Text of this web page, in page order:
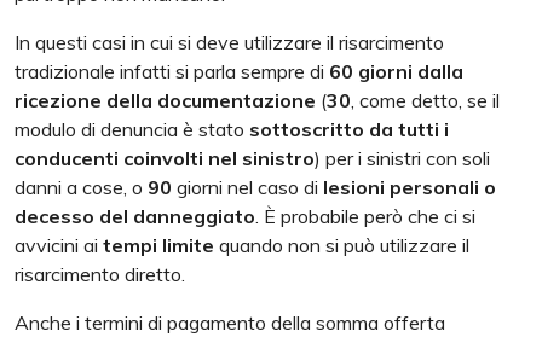
In questi casi in cui si deve utilizzare il risarcimento
tradizionale infatti si parla sempre di 60 giorni dalla
ricezione della documentazione (30 , come detto, se il
modulo di denuncia è stato sottoscritto da tutti i
conducenti coinvolti nel sinistro) per i sinistri con soli
danni a cose, o 90 giorni nel caso di lesioni personali o
decesso del danneggiato . È probabile però che ci si
avvicini ai tempi limite quando non si può utilizzare il
risarcimento diretto.
Anche i termini di pagamento della somma offerta